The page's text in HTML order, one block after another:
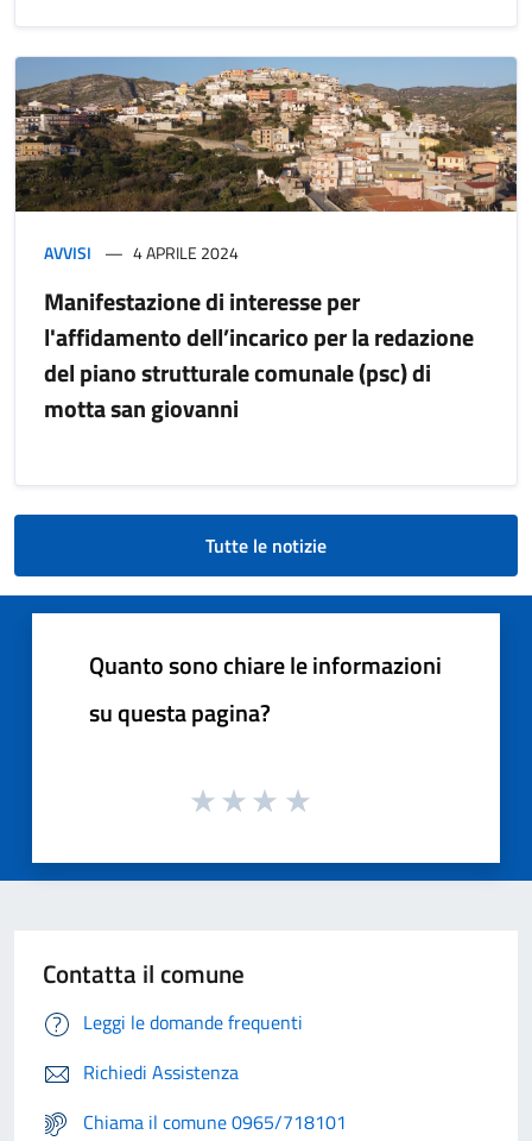
AVVISI 4 APRILE 2024
Manifestazione di interesse per
l'affidamento dell’incarico per la redazione
del piano strutturale comunale (psc) di
motta san giovanni
Tutte le notizie
Quanto sono chiare le informazioni
su questa pagina?
Contatta il comune
Leggi le domande frequenti
Richiedi Assistenza
Chiama il comune 0965/718101